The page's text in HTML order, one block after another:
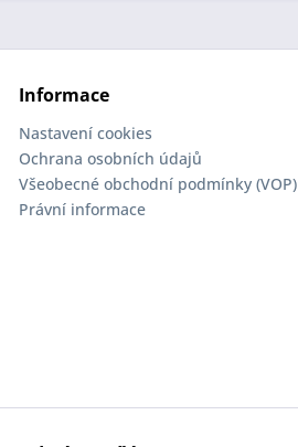
Informace
Nastavení cookies
Ochrana osobních údajů
Všeobecné obchodní podmínky (VOP)
Právní informace